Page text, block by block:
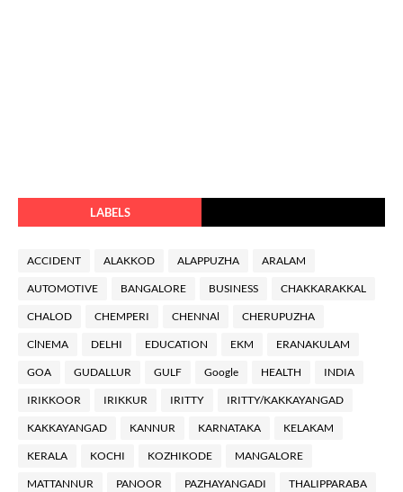
LABELS
ACCIDENT ALAKKOD ALAPPUZHA ARALAM
AUTOMOTIVE BANGALORE BUSINESS CHAKKARAKKAL
CHALOD CHEMPERI CHENNAl CHERUPUZHA
ClNEMA DELHI EDUCATION EKM ERANAKULAM
GOA GUDALLUR GULF Google HEALTH INDIA
IRIKKOOR IRIKKUR IRITTY IRITTY/KAKKAYANGAD
KAKKAYANGAD KANNUR KARNATAKA KELAKAM
KERALA KOCHI KOZHIKODE MANGALORE
MATTANNUR PANOOR PAZHAYANGADI THALIPPARABA